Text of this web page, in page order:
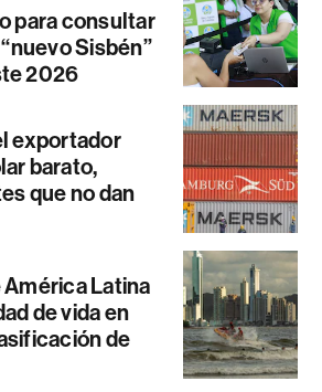
para consultar
Sisbén”
2026
exportador
barato,
que no dan
América Latina
de vida en
de